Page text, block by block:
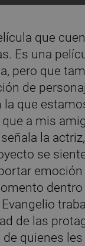
que
Es una
pero que
de
la que
a mis
la
se
dentro
Evangelio
de las
quienes